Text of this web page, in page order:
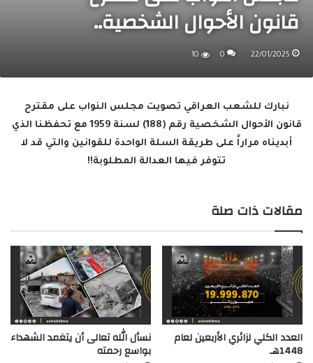
قانون الأحوال الشخصية..
22/01/2025
0
10
نبارك للشعب العراقي تصويت مجلس النواب على مقترح
قانون الأحوال الشخصية رقم (188) لسنة 1959 مع تحفظنا الذي
أبديناه مراراً على طريقة السلة الواحدة للقوانين والتي قد لا
تتوفر فيها العدالة المطلوبة!!
مقالات ذات صلة
العدد الكلي لزائري الأربعين لعام
1448هـ
نسأل الله تعالى أن يتغمد الشهداء
بواسع رحمته